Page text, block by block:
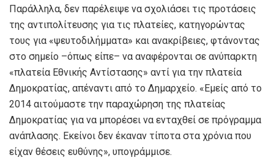
Παράλληλα, δεν παρέλειψε να σχολιάσει τις προτάσεις
της αντιπολίτευσης για τις πλατείες, κατηγορώντας
τους για «ψευτοδιλήμματα» και ανακρίβειες, φτάνοντας
στο σημείο –όπως είπε– να αναφέρονται σε ανύπαρκτη
«πλατεία Εθνικής Αντίστασης» αντί για την πλατεία
Δημοκρατίας, απέναντι από το Δημαρχείο. «Εμείς από το
2014 αιτούμαστε την παραχώρηση της πλατείας
Δημοκρατίας για να μπορέσει να ενταχθεί σε πρόγραμμα
ανάπλασης. Εκείνοι δεν έκαναν τίποτα στα χρόνια που
είχαν θέσεις ευθύνης», υπογράμμισε.